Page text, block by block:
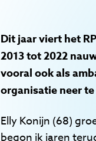
Dit jaar viert het
2013 tot 2022
vooral ook als
organisatie neer
Elly Konijn (68)
begon ik jaren